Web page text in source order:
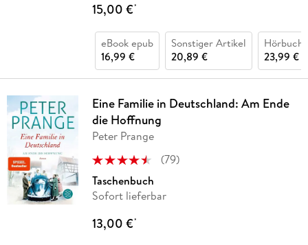
15,00 €*
eBook epub
16,99 €
Sonstiger Artikel
20,89 €
Hörbuch
23,99 €
Eine Familie in Deutschland: Am Ende
die Hoffnung
Peter Prange
(79)
Taschenbuch
Sofort lieferbar
13,00 €*